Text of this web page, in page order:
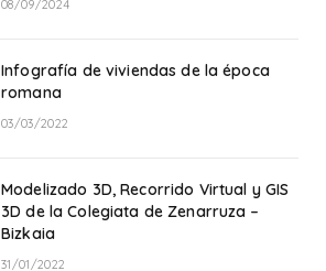
08/09/2024
Infografía de viviendas de la época
romana
03/03/2022
Modelizado 3D, Recorrido Virtual y GIS
3D de la Colegiata de Zenarruza –
Bizkaia
31/01/2022